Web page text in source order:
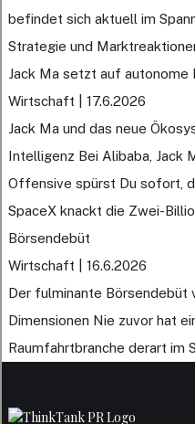
befindet sich aktuell im
Strategie und
Jack Ma setzt auf autonome
Wirtschaft | 17.6.2026
Jack Ma und das neue
Intelligenz Bei Alibaba, Jack
Offensive spürst Du sofort,
SpaceX knackt die Zwei-
Börsendebüt
Wirtschaft | 16.6.2026
Der fulminante Börsendebüt
Dimensionen Nie zuvor hat
Raumfahrtbranche derart im